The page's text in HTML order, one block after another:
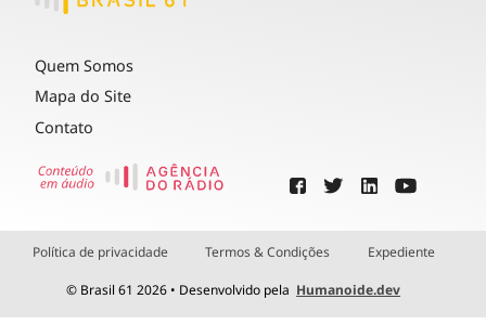
Quem Somos
Mapa do Site
Contato
Política de privacidade Termos & Condições Expediente
© Brasil 61 2026 • Desenvolvido pela Humanoide.dev